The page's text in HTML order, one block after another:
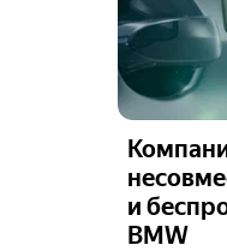
и
BMW